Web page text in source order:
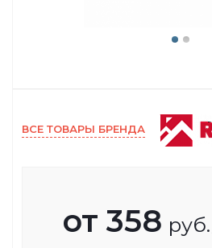
ВСЕ ТОВАРЫ БРЕНДА
от 358 руб.